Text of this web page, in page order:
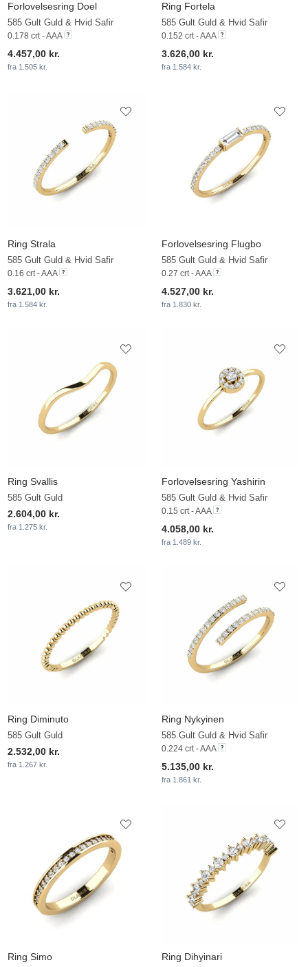
Forlovelsesring Doel
585 Gult Guld & Hvid Safir
0.178 crt - AAA
4.457,00 kr.
fra 1.505 kr.
Ring Fortela
585 Gult Guld & Hvid Safir
0.152 crt - AAA
3.626,00 kr.
fra 1.584 kr.
Ring Strala
585 Gult Guld & Hvid Safir
0.16 crt - AAA
3.621,00 kr.
fra 1.584 kr.
Forlovelsesring Flugbo
585 Gult Guld & Hvid Safir
0.27 crt - AAA
4.527,00 kr.
fra 1.830 kr.
Ring Svallis
585 Gult Guld
2.604,00 kr.
fra 1.275 kr.
Forlovelsesring Yashirin
585 Gult Guld & Hvid Safir
0.15 crt - AAA
4.058,00 kr.
fra 1.489 kr.
Ring Diminuto
585 Gult Guld
2.532,00 kr.
fra 1.267 kr.
Ring Nykyinen
585 Gult Guld & Hvid Safir
0.224 crt - AAA
5.135,00 kr.
fra 1.861 kr.
Ring Simo Ring Dihyinari